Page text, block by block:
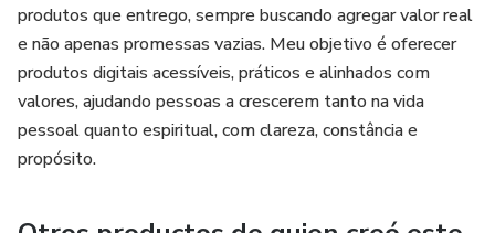
produtos que entrego, sempre buscando agregar valor real
e não apenas promessas vazias. Meu objetivo é oferecer
produtos digitais acessíveis, práticos e alinhados com
valores, ajudando pessoas a crescerem tanto na vida
pessoal quanto espiritual, com clareza, constância e
propósito.